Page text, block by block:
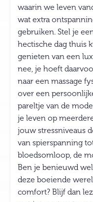
waarin we leven
wat extra
gebruiken. Stel je
hectische dag thuis
genieten van een
nee, je hoeft
naar een massage
over een
pareltje van de
je leven op
jouw stressniveaus
van spierspanning
bloedsomloop, de
Ben je benieuwd
deze boeiende
comfort? Blijf dan